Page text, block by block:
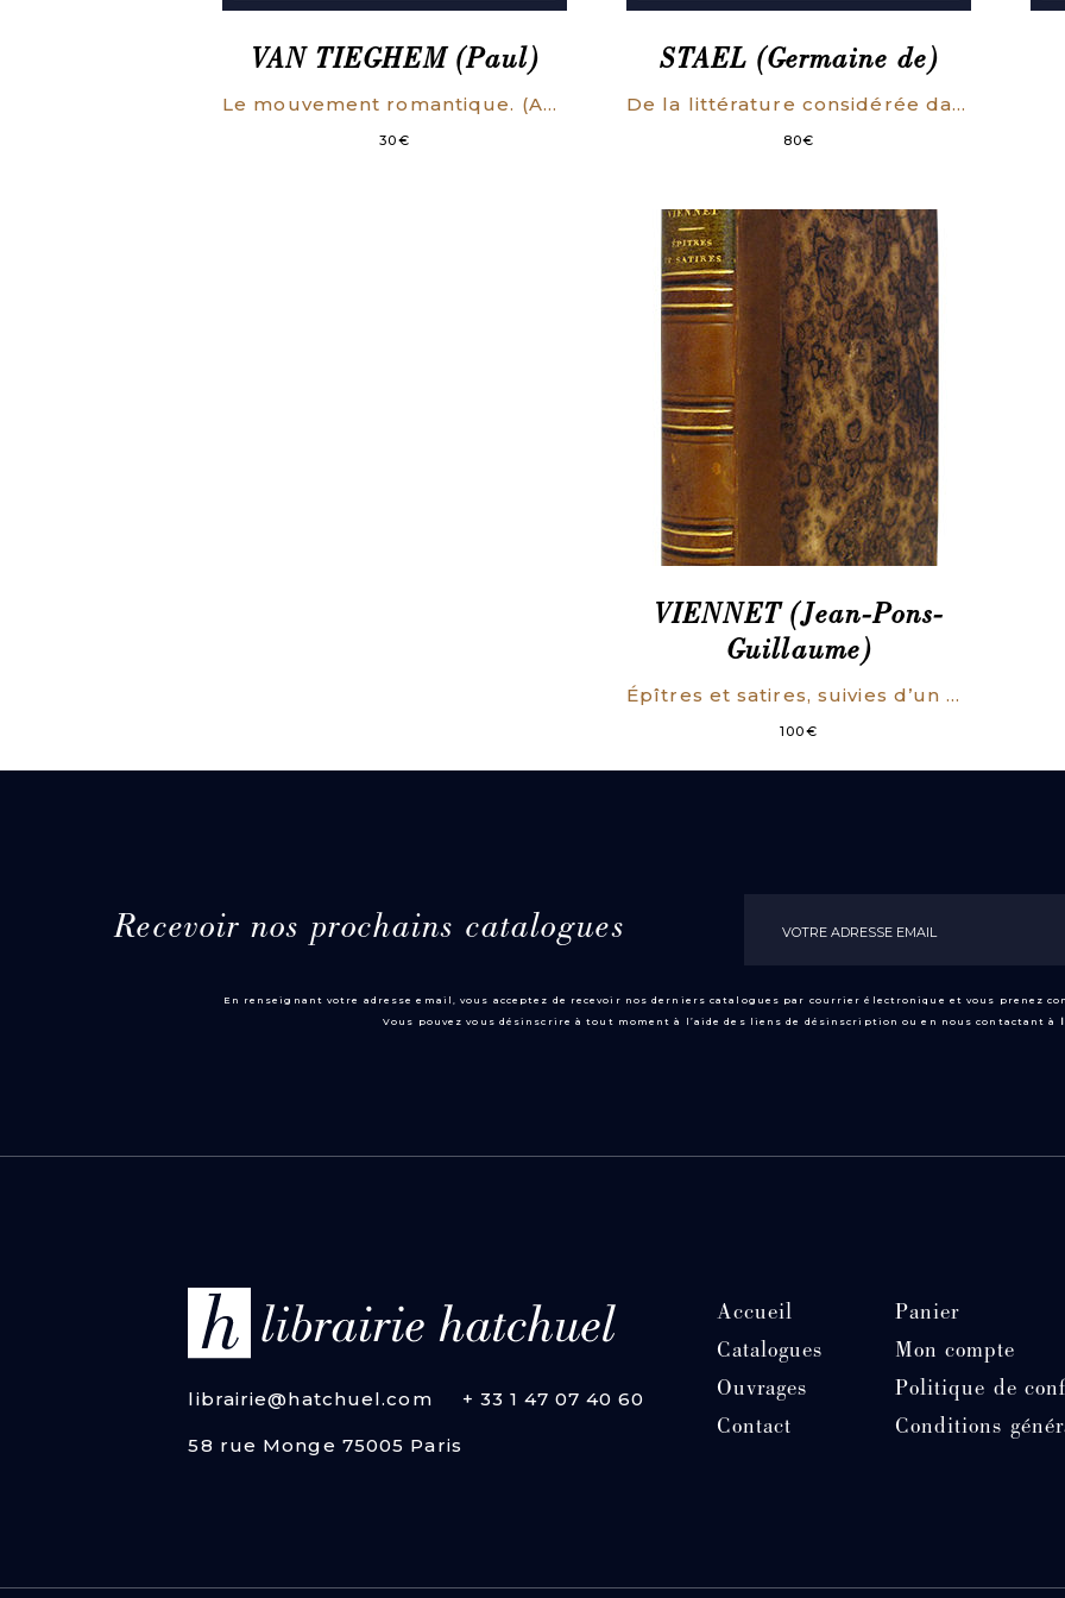
VAN TIEGHEM (Paul)
Le mouvement romantique. (Angleterre – Allemagne – Italie – France). Textes choisis, commentés et annotés. Seconde édition revue et augmentée.
30€
STAEL (Germaine de)
De la littérature considérée dans ses rapports avec les institutions sociales, suivi de L’influence des passions sur le bonheur des individus et des nations.
80€
VIENNET (Jean-Pons-
Guillaume)
Épîtres et satires, suivies d’un précis historique sur la satire chez tous les peuples.
100€
Recevoir nos prochains catalogues
En renseignant votre adresse email, vous acceptez de recevoir nos derniers catalogues par courrier électronique et vous prenez
Vous pouvez vous désinscrire à tout moment à l’aide des liens de désinscription ou en nous contactant à
librairie@hatchuel.com + 33 1 47 07 40 60
58 rue Monge 75005 Paris
Accueil
Catalogues
Ouvrages
Contact
Panier
Mon compte
Politique de
Conditions